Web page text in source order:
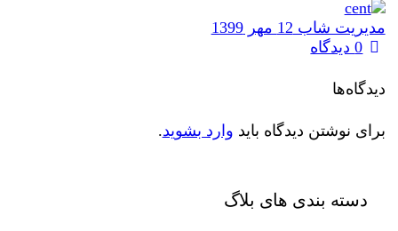
مدیریت شاب 12 مهر 1399
0 دیدگاه
دیدگاه‌ها
برای نوشتن دیدگاه باید وارد بشوید.
دسته بندی های بلاگ